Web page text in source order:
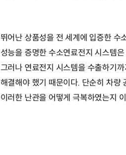
뛰어난 상품성을 전 세계에 입증한 수
성능을 증명한 수소연료전지 시스템
그러나 연료전지 시스템을 수출하기
해결해야 했기 때문이다. 단순히 차량
이러한 난관을 어떻게 극복하였는지